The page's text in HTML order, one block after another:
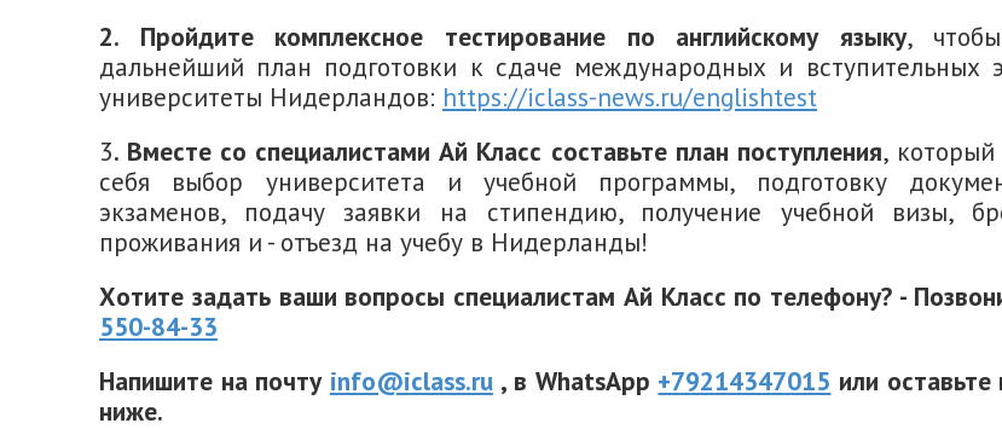
2. Пройдите комплексное тестирование по английскому языку,
дальнейший план подготовки к сдаче международных и вступительных
университеты Нидерландов: https://iclass-news.ru/englishtest
3. Вместе со специалистами Ай Класс составьте план поступления,
себя выбор университета и учебной программы, подготовку
экзаменов, подачу заявки на стипендию, получение учебной визы,
проживания и - отъезд на учебу в Нидерланды!
Хотите задать ваши вопросы специалистам Ай Класс по телефону? -
550-84-33
Напишите на почту info@iclass.ru, в WhatsApp +79214347015 или оставьте
ниже.